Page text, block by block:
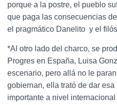
porque a la postre, el pueblo
que paga las consecuencias
el pragmático Danelito y el
*Al otro lado del charco, se
Progres en España, Luisa
escenario, pero allá no le
gobiernan, ella trató de dar esa
importante a nivel